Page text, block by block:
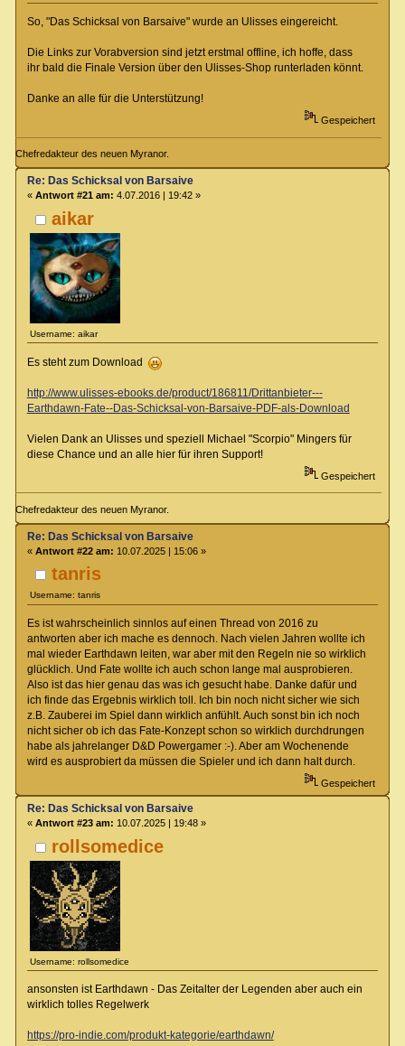
So, "Das Schicksal von Barsaive" wurde an Ulisses eingereicht.
Die Links zur Vorabversion sind jetzt erstmal offline, ich hoffe, dass
ihr bald die Finale Version über den Ulisses-Shop runterladen könnt.
Danke an alle für die Unterstützung!
Gespeichert
Chefredakteur des neuen Myranor.
aikar
Username: aikar
Re: Das Schicksal von Barsaive
« Antwort #21 am: 4.07.2016 | 19:42 »
Es steht zum Download
http://www.ulisses-ebooks.de/product/186811/Drittanbieter---
Earthdawn-Fate--Das-Schicksal-von-Barsaive-PDF-als-Download
Vielen Dank an Ulisses und speziell Michael "Scorpio" Mingers für
diese Chance und an alle hier für ihren Support!
Gespeichert
Chefredakteur des neuen Myranor.
tanris
Username: tanris
Re: Das Schicksal von Barsaive
« Antwort #22 am: 10.07.2025 | 15:06 »
Es ist wahrscheinlich sinnlos auf einen Thread von 2016 zu
antworten aber ich mache es dennoch. Nach vielen Jahren wollte ich
mal wieder Earthdawn leiten, war aber mit den Regeln nie so wirklich
glücklich. Und Fate wollte ich auch schon lange mal ausprobieren.
Also ist das hier genau das was ich gesucht habe. Danke dafür und
ich finde das Ergebnis wirklich toll. Ich bin noch nicht sicher wie sich
z.B. Zauberei im Spiel dann wirklich anfühlt. Auch sonst bin ich noch
nicht sicher ob ich das Fate-Konzept schon so wirklich durchdrungen
habe als jahrelanger D&D Powergamer :-). Aber am Wochenende
wird es ausprobiert da müssen die Spieler und ich dann halt durch.
Gespeichert
rollsomedice
Username: rollsomedice
Re: Das Schicksal von Barsaive
« Antwort #23 am: 10.07.2025 | 19:48 »
ansonsten ist Earthdawn - Das Zeitalter der Legenden aber auch ein
wirklich tolles Regelwerk
https://pro-indie.com/produkt-kategorie/earthdawn/